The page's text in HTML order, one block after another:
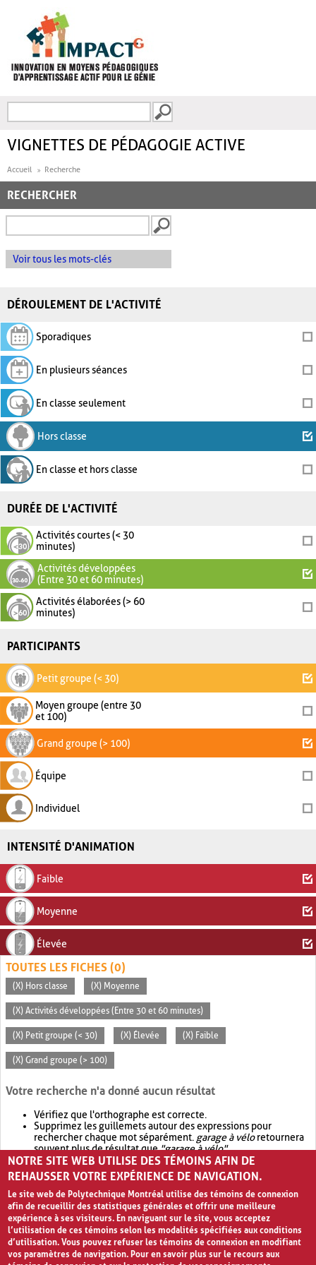
FORMULAIRE DE
VIGNETTES DE PÉDAGOGIE ACTIVE
Accueil Recherche
RECHERCHER
Voir tous les mots-clés
DÉROULEMENT DE L'ACTIVITÉ
Sporadiques
En plusieurs séances
En classe seulement
Hors classe
En classe et hors classe
DURÉE DE L'ACTIVITÉ
Activités courtes (< 30
minutes)
Activités développées
(Entre 30 et 60 minutes)
Activités élaborées (> 60
minutes)
PARTICIPANTS
Petit groupe (< 30)
Moyen groupe (entre 30
et 100)
Grand groupe (> 100)
Équipe
Individuel
INTENSITÉ D'ANIMATION
Faible
Moyenne
Élevée
TOUTES LES FICHES (0)
(X) Hors classe (X) Moyenne
(X) Activités développées (Entre 30 et 60 minutes)
(X) Petit groupe (< 30) (X) Élevée (X) Faible
(X) Grand groupe (> 100)
Votre recherche n'a donné aucun résultat
Vérifiez que l'orthographe est correcte.
Supprimez les guillemets autour des expressions pour
rechercher chaque mot séparément. garage à véloretournera
souvent plus de résultat que"garage à vélo".
Envisagez d'élargir votre recherche avec OR.garage OR vélo
retournera souvent plus de résultat quegarage à vélo
NOTRE SITE WEB UTILISE DES TÉMOINS AFIN DE
REHAUSSER VOTRE EXPÉRIENCE DE NAVIGATION.
Le site web de Polytechnique Montréal utilise des témoins de connexion
afin de recueillir des statistiques générales et offrir une meilleure
expérience à ses visiteurs. En naviguant sur le site, vous acceptez
l’utilisation de ces témoins selon les modalités spécifiées aux conditions
d’utilisation. Vous pouvez refuser les témoins de connexion en modifiant
vos paramètres de navigation. Pour en savoir plus sur le recours aux